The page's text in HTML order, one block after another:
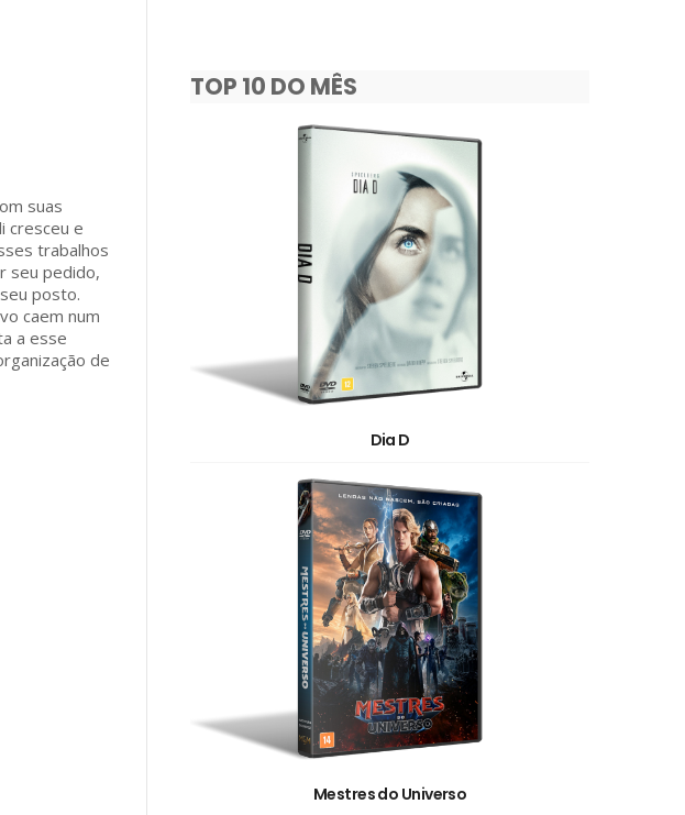
suas
cresceu e
trabalhos
seu pedido,
posto.
caem num
a esse
de
TOP 10 DO MÊS
Dia D
Mestres do Universo